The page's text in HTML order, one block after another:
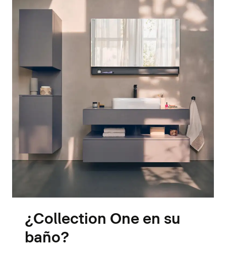
¿Collection One en su
baño?